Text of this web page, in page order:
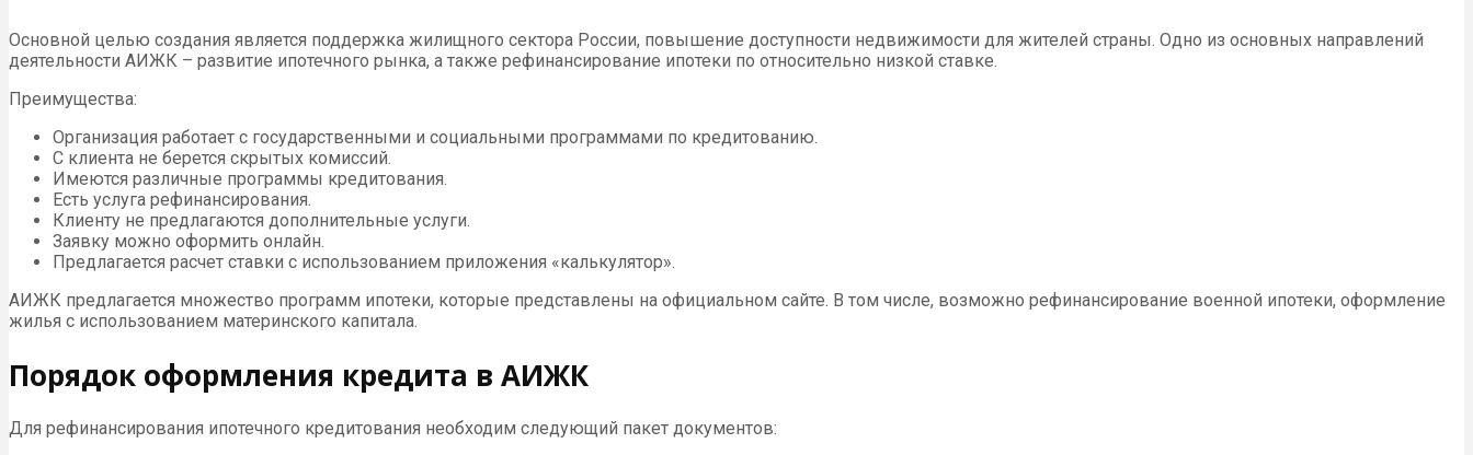
Основной целью создания является поддержка жилищного сектора России, повышение доступности недвижимости для жителей страны. Одно из основных направлений
деятельности АИЖК – развитие ипотечного рынка, а также рефинансирование ипотеки по относительно низкой ставке.
Преимущества:
Организация работает с государственными и социальными программами по кредитованию.
С клиента не берется скрытых комиссий.
Имеются различные программы кредитования.
Есть услуга рефинансирования.
Клиенту не предлагаются дополнительные услуги.
Заявку можно оформить онлайн.
Предлагается расчет ставки с использованием приложения «калькулятор».
АИЖК предлагается множество программ ипотеки, которые представлены на официальном сайте. В том числе, возможно рефинансирование военной ипотеки, оформление
жилья с использованием материнского капитала.
Порядок оформления кредита в АИЖК
Для рефинансирования ипотечного кредитования необходим следующий пакет документов: